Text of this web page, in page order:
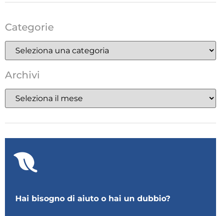
Categorie
Archivi
Hai bisogno di aiuto o hai un dubbio?